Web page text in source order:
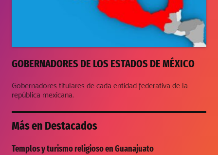
GOBERNADORES DE LOS ESTADOS DE MÉXICO
Gobernadores titulares de cada entidad federativa de la
república mexicana.
Más en Destacados
Templos y turismo religioso en Guanajuato